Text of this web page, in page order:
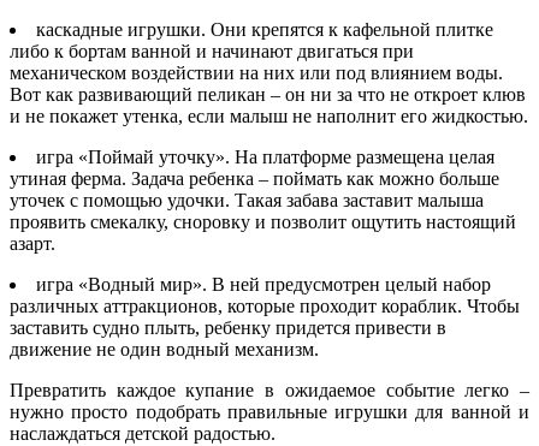
каскадные игрушки. Они крепятся к кафельной плитке
либо к бортам ванной и начинают двигаться при
механическом воздействии на них или под влиянием воды.
Вот как развивающий пеликан – он ни за что не откроет клюв
и не покажет утенка, если малыш не наполнит его жидкостью.
игра «Поймай уточку». На платформе размещена целая
утиная ферма. Задача ребенка – поймать как можно больше
уточек с помощью удочки. Такая забава заставит малыша
проявить смекалку, сноровку и позволит ощутить настоящий
азарт.
игра «Водный мир». В ней предусмотрен целый набор
различных аттракционов, которые проходит кораблик. Чтобы
заставить судно плыть, ребенку придется привести в
движение не один водный механизм.
Превратить каждое купание в ожидаемое событие легко –
нужно просто подобрать правильные игрушки для ванной и
наслаждаться детской радостью.